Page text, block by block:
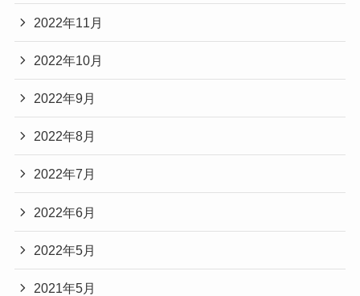
2022年11月
2022年10月
2022年9月
2022年8月
2022年7月
2022年6月
2022年5月
2021年5月